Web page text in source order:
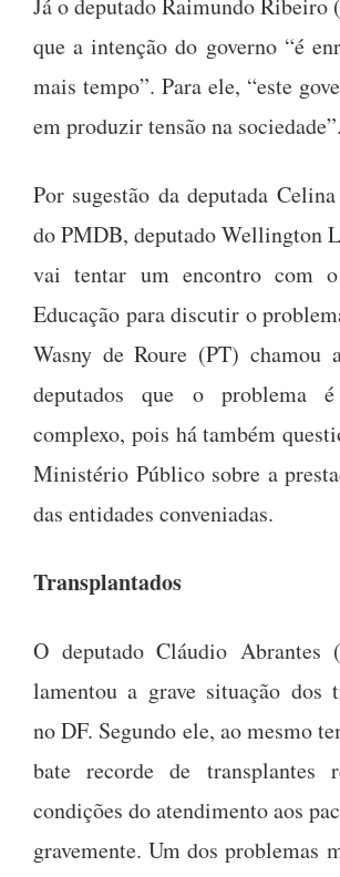
Já o deputado Raimundo Ribeiro
que a intenção do governo “é
mais tempo”. Para ele, “este
em produzir tensão na sociedade”.
Por sugestão da deputada
do PMDB, deputado Wellington
vai tentar um encontro com
Educação para discutir o
Wasny de Roure (PT) chamou
deputados que o problema
complexo, pois há também
Ministério Público sobre a
das entidades conveniadas.
Transplantados
O deputado Cláudio Abrantes
lamentou a grave situação dos
no DF. Segundo ele, ao mesmo
bate recorde de transplantes
condições do atendimento aos
gravemente. Um dos problemas